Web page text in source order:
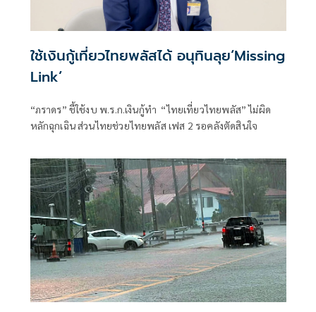
ใช้เงินกู้เที่ยวไทยพลัสได้ อนุทินลุย‘Missing
Link’
“ภราดร” ชี้ใช้งบ พ.ร.ก.เงินกู้ทำ “ไทยเที่ยวไทยพลัส” ไม่ผิด
หลักฉุกเฉิน ส่วนไทยช่วยไทยพลัส เฟส 2 รอคลังตัดสินใจ